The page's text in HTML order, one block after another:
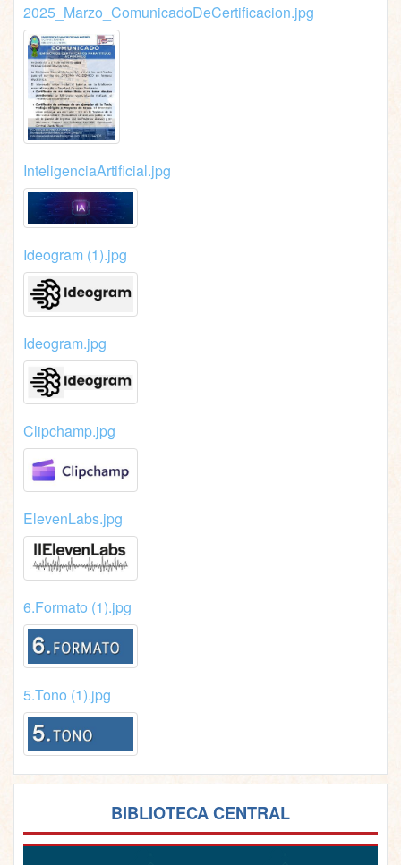
2025_Marzo_ComunicadoDeCertificacion.jpg
InteligenciaArtificial.jpg
Ideogram (1).jpg
Ideogram.jpg
Clipchamp.jpg
ElevenLabs.jpg
6.Formato (1).jpg
5.Tono (1).jpg
BIBLIOTECA CENTRAL